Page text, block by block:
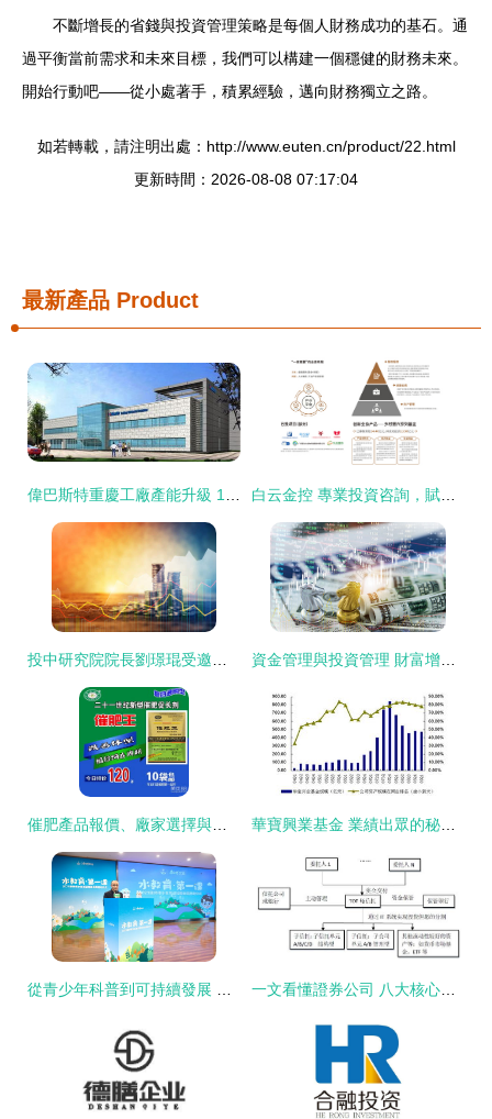
不斷增長的省錢與投資管理策略是每個人財務成功的基石。通
過平衡當前需求和未來目標，我們可以構建一個穩健的財務未來。
開始行動吧——從小處著手，積累經驗，邁向財務獨立之路。
如若轉載，請注明出處：http://www.euten.cn/product/22.html
更新時間：2026-08-08 07:17:04
最新產品 Product